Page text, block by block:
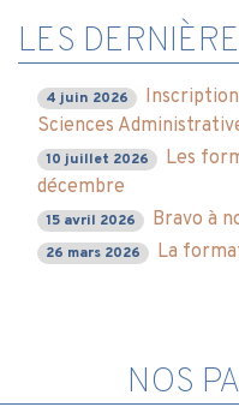
LES
4 juin 2026
Sciences
10 juillet 2026
Les
décembre
15 avril 2026 Bravo à
26 mars 2026 La
NOS